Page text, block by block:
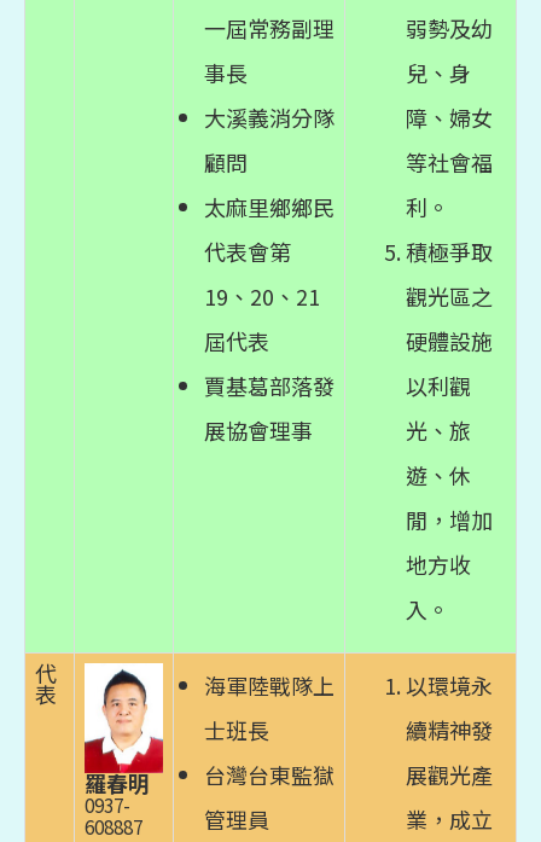
一屆常務副理
事長
大溪義消分隊
顧問
太麻里鄉鄉民
代表會第
19、20、21
屆代表
賈基葛部落發
展協會理事
弱勢及幼
兒、身
障、婦女
等社會福
利。
積極爭取
觀光區之
硬體設施
以利觀
光、旅
遊、休
閒，增加
地方收
入。
代
表
羅春明
0937-
608887
海軍陸戰隊上
士班長
台灣台東監獄
管理員
以環境永
續精神發
展觀光產
業，成立